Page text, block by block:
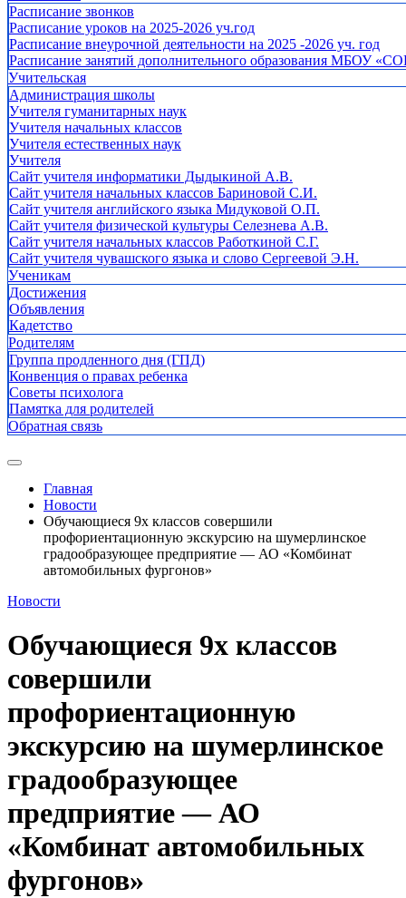
Расписание звонков
Расписание уроков на 2025-2026 уч.год
Расписание внеурочной деятельности на 2025 -2026 уч. год
Расписание занятий дополнительного образования МБОУ
Учительская
Администрация школы
Учителя гуманитарных наук
Учителя начальных классов
Учителя естественных наук
Учителя
Cайт учителя информатики Дыдыкиной А.В.
Сайт учителя начальных классов Бариновой С.И.
Сайт учителя английского языка Мидуковой О.П.
Сайт учителя физической культуры Селезнева А.В.
Сайт учителя начальных классов Работкиной С.Г.
Сайт учителя чувашского языка и слово Сергеевой Э.Н.
Ученикам
Достижения
Объявления
Кадетство
Родителям
Группа продленного дня (ГПД)
Конвенция о правах ребенка
Советы психолога
Памятка для родителей
Обратная связь
Главная
Новости
Обучающиеся 9х классов совершили
профориентационную экскурсию на шумерлинское
градообразующее предприятие — АО «Комбинат
автомобильных фургонов»
Новости
Обучающиеся 9х классов
совершили
профориентационную
экскурсию на шумерлинское
градообразующее
предприятие — АО
«Комбинат автомобильных
фургонов»